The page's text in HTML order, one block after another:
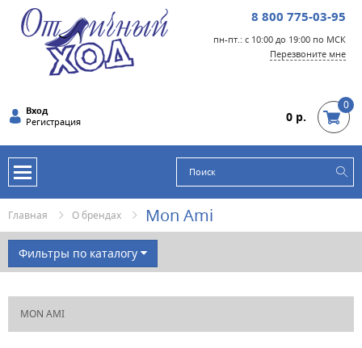
8 800 775-03-95
пн-пт.: с 10:00 до 19:00 по МСК
Перезвоните мне
Вход
Регистрация
0 р.
0
Главная О брендах Mon Ami
Фильтры по каталогу
руб. руб.
MON AMI